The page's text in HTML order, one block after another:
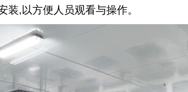
,以方便人员观看与操作。